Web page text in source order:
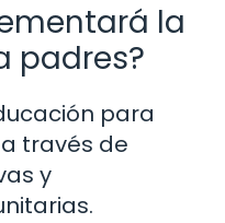
la
padres?
para
través de
y